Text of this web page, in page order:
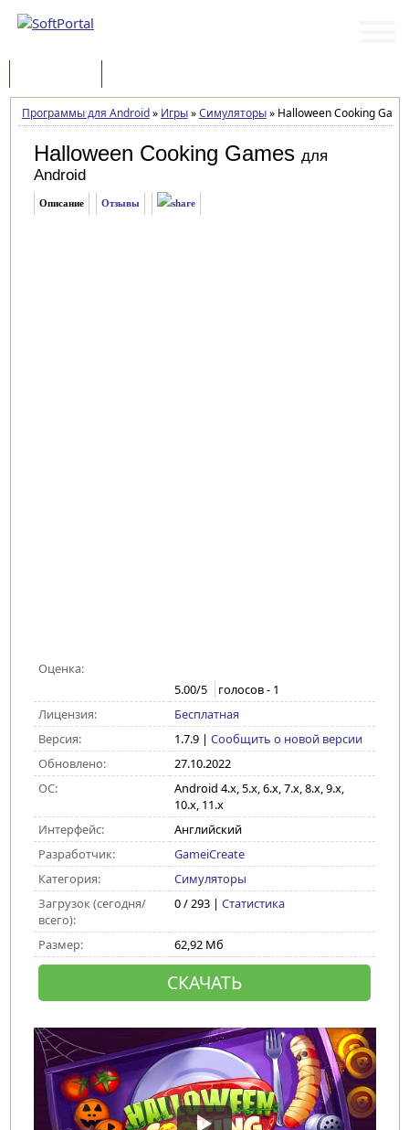
Программы для Android» Игры»Симуляторы»Halloween Cooking
Halloween Cooking Games для
Android
Описание Отзывы
Оценка:
5.00/5 голосов - 1
Лицензия:
Бесплатная
Версия:
1.7.9| Сообщить о новой версии
Обновлено:
27.10.2022
ОС:
Android 4.x, 5.x, 6.x, 7.x, 8.x, 9.x,
10.x, 11.x
Интерфейс:
Английский
Разработчик:
GameiCreate
Категория:
Симуляторы
Загрузок (сегодня/
всего):
0 / 293 | Статистика
Размер: 62,92 Мб
СКАЧАТЬ